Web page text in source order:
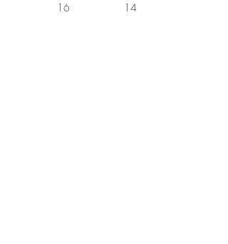
16                   14